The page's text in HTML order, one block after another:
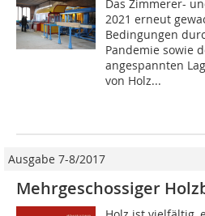
Das Zimmerer-
2021 erneut
Bedingungen
Pandemie sowie
angespannten
von Holz...
Ausgabe 7-8/2017
Mehrgeschossiger